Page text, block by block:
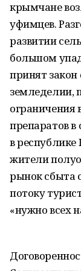
крымчане
уфимцев.
развитии
большом
принят
земледелии,
ограничения
препаратов в
в
жители
рынок сбыта
потоку
«нужно всех